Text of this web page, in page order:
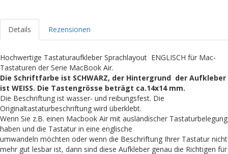
Details Rezensionen
Hochwertige Tastaturaufkleber Sprachlayout ENGLISCH für Mac-
Tastaturen der Serie MacBook Air.
Die Schriftfarbe ist SCHWARZ, der Hintergrund der Aufkleber
ist WEISS. Die Tastengrösse beträgt ca.14x14 mm.
Die Beschriftung ist wasser- und reibungsfest. Die
Originaltastaturbeschriftung wird überklebt.
Wenn Sie z.B. einen Macbook Air mit ausländischer Tastaturbelegung
haben und die Tastatur in eine englische
umwandeln möchten oder wenn die Beschriftung Ihrer Tastatur nicht
mehr gut lesbar ist, dann sind diese Aufkleber genau die Richtigen für